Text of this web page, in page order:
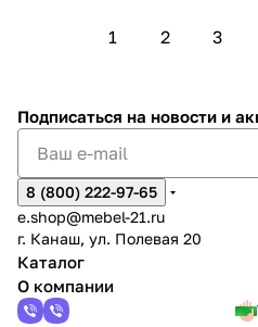
1 2 3
Подписаться на новости и
8 (800) 222-97-65
e.shop@mebel-21.ru
г. Канаш, ул. Полевая 20
Каталог
О компании